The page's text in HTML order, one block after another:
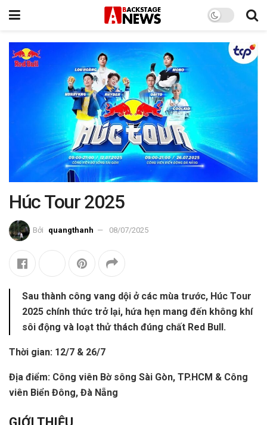
Húc Tour 2025
Bởi quangthanh 08/07/2025
Sau thành công vang dội ở các mùa trước, Húc Tour
2025 chính thức trở lại, hứa hẹn mang đến không khí
sôi động và loạt thử thách đúng chất Red Bull.
Thời gian: 12/7 & 26/7
Địa điểm: Công viên Bờ sông Sài Gòn, TP.HCM & Công
viên Biển Đông, Đà Nẵng